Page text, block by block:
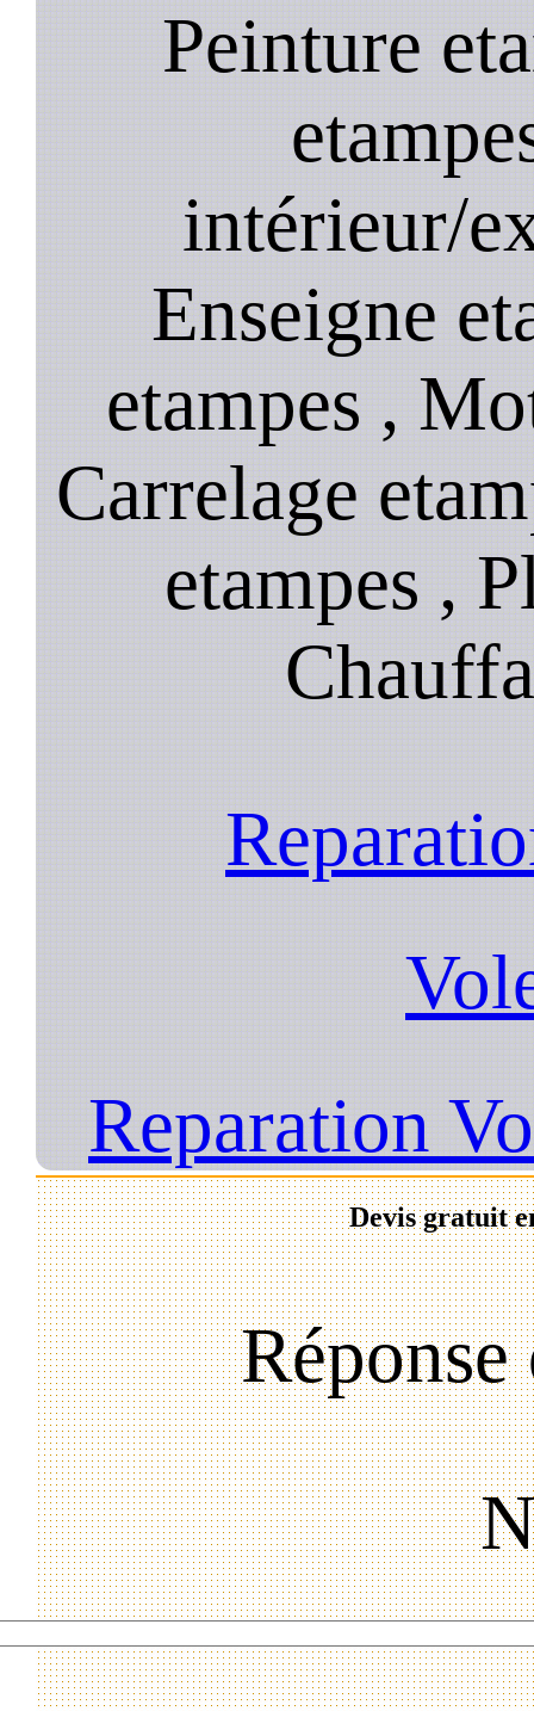
Peinture
intérieur/
Enseigne
etampes ,
Carrelage
etampes ,
Reparation
Devis gratuit